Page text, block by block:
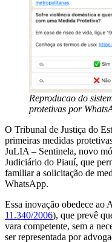
Reproducao do
protetivas por
O Tribunal de Justiça do
primeiras medidas
JuLIA – Sentinela, novo
Judiciário do Piauí, que
familiar a solicitação de
WhatsApp.
Essa inovação obedece ao
11.340/2006), que prevê
vara competente, sem a
ser representada por